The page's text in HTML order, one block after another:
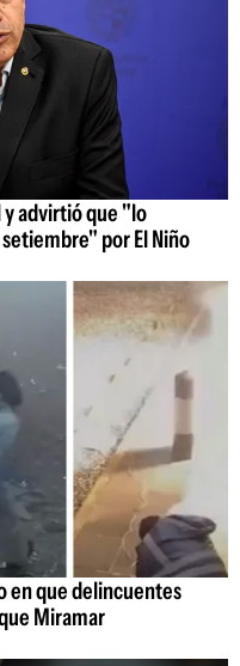
y advirtió que "lo
por El Niño
en que delincuentes
Miramar